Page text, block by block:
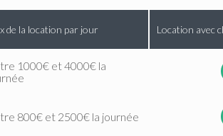
de la location par jour Location avec
1000€ et 4000€ la
800€ et 2500€ la journée